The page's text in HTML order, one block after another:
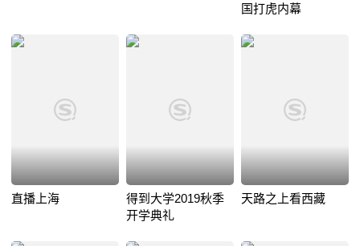
国打虎内幕
直播上海
得到大学2019秋季
开学典礼
天路之上看西藏